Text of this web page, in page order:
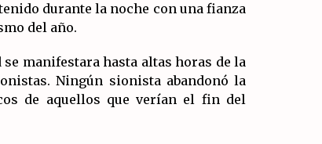
durante la noche con una fianza
del año.
manifestara hasta altas horas de la
Ningún sionista abandonó la
de aquellos que verían el fin del